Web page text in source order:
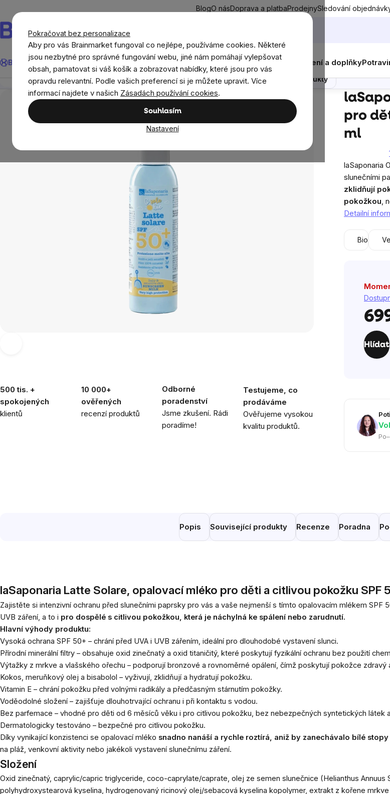
Pokračovat bez personalizace
Aby pro vás Brainmarket fungoval co nejlépe, používáme cookies. Některé
jsou nezbytné pro správné fungování webu, jiné nám pomáhají vylepšovat
obsah, pamatovat si váš košík a zobrazovat nabídky, které jsou pro vás
opravdu relevantní. Podle vašich preferencí si je můžete upravit. Více
informací najdete v našich Zásadách používání cookies.
Souhlasím
Nastavení
obsah
BlogO násDoprava a platbaProdejnySledování
Hledat
BrainMax® Léto Ušetři CíleDoplňky stravy a výživaNovinkyMužiŽenyDěti Oblečení a doplňky
Přírodní kosmetika Opalovací krémy a oleje laSaponaria Latte Solare, opalovací mléko pro
pro
ml
hodnocení
produktu
je
5,0
z
hvězdiček.
500 tis. +
spokojených
klientů
10 000+
ověřených
recenzí produktů
Odborné
poradenství
Jsme zkušení. Rádi
poradíme!
Testujeme, co
prodáváme
Ověřujeme vysokou
kvalitu produktů.
laSaponaria
slunečními
zklidňují
pokožkou,
Detailní
Bio
Hlídat
Popis Související produkty Recenze Poradna
laSaponaria Latte Solare, opalovací mléko pro děti a citlivou pokožku SPF 50+, BIO, 125 ml
Přehled Popis Související produkty Recenze Poradna Podobné produkty
laSaponaria Latte Solare, opalovací mléko pro děti a citlivou pokožku SPF
Zajistěte si intenzivní ochranu před slunečními paprsky pro vás a vaše nejmenší s tímto opalovacím mlékem SPF
UVB záření, a to i pro dospělé s citlivou pokožkou, která je náchylná ke spálení nebo zarudnutí.
Hlavní výhody produktu:
Vysoká ochrana SPF 50+ – chrání před UVA i UVB zářením, ideální pro dlouhodobé vystavení slunci.
Přírodní minerální filtry – obsahuje oxid zinečnatý a oxid titaničitý, které poskytují fyzikální ochranu bez použití
Výtažky z mrkve a vlašského ořechu – podporují bronzové a rovnoměrné opálení, čímž poskytují pokožce zdravý
Kokos, meruňkový olej a bisabolol – vyživují, zklidňují a hydratují pokožku.
Vitamin E – chrání pokožku před volnými radikály a předčasným stárnutím pokožky.
Voděodolné složení – zajišťuje dlouhotrvající ochranu i při kontaktu s vodou.
Bez parfemace – vhodné pro děti od 6 měsíců věku i pro citlivou pokožku, bez nebezpečných syntetických látek
Dermatologicky testováno – bezpečné pro citlivou pokožku.
Díky vynikající konzistenci se opalovací mléko snadno nanáší a rychle roztírá, aniž by zanechávalo bílé
na pláž, venkovní aktivity nebo jakékoli vystavení slunečnímu záření.
Složení
Oxid zinečnatý, caprylic/capric triglyceride, coco-caprylate/caprate, olej ze semen slunečnice (Helianthus Annuus
polyhydroxystearová kyselina, hydrogenovaný ricinový olej/sebacová kyselina kopolymer, extrakt z kořene